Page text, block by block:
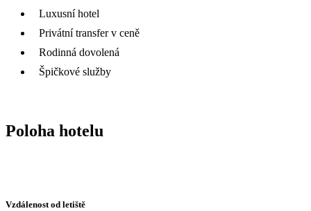
Luxusní hotel
Privátní transfer v ceně
Rodinná dovolená
Špičkové služby
Poloha hotelu
Vzdálenost od letiště